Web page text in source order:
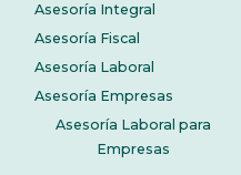
Asesoría Integral
Asesoría Fiscal
Asesoría Laboral
Asesoría Empresas
Asesoría Laboral para
Empresas